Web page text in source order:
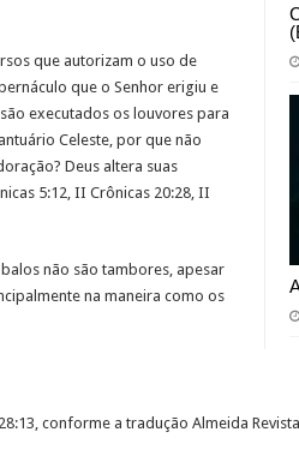
que autorizam o uso de
que o Senhor erigiu e
executados os louvores para
Celeste, por que não
Deus altera suas
5:12, II Crônicas 20:28, II
não são tambores, apesar
na maneira como os
conforme a tradução Almeida